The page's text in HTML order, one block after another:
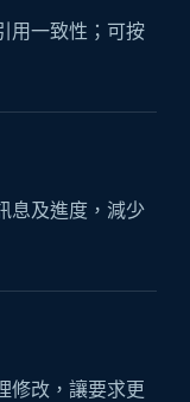
用一致性；可按
息及進度，減少
修改，讓要求更